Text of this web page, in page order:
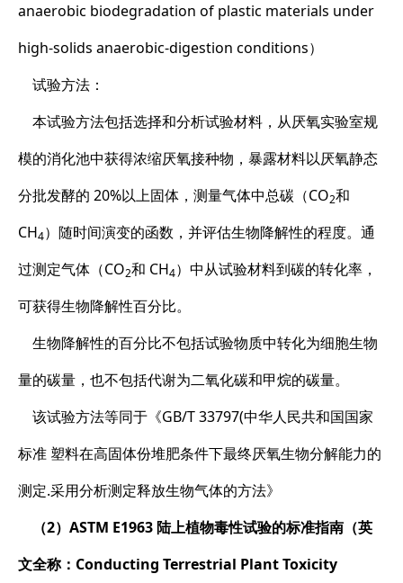
anaerobic biodegradation of plastic materials under
high-solids anaerobic-digestion conditions）
试验方法：
本试验方法包括选择和分析试验材料，从厌氧实验室规
模的消化池中获得浓缩厌氧接种物，暴露材料以厌氧静态
分批发酵的 20%以上固体，测量气体中总碳（CO2和
CH4）随时间演变的函数，并评估生物降解性的程度。通
过测定气体（CO2和 CH4）中从试验材料到碳的转化率，
可获得生物降解性百分比。
生物降解性的百分比不包括试验物质中转化为细胞生物
量的碳量，也不包括代谢为二氧化碳和甲烷的碳量。
该试验方法等同于《GB/T 33797(中华人民共和国国家
标准 塑料在高固体份堆肥条件下最终厌氧生物分解能力的
测定.采用分析测定释放生物气体的方法》
（2）ASTM E1963 陆上植物毒性试验的标准指南（英
文全称：Conducting Terrestrial Plant Toxicity